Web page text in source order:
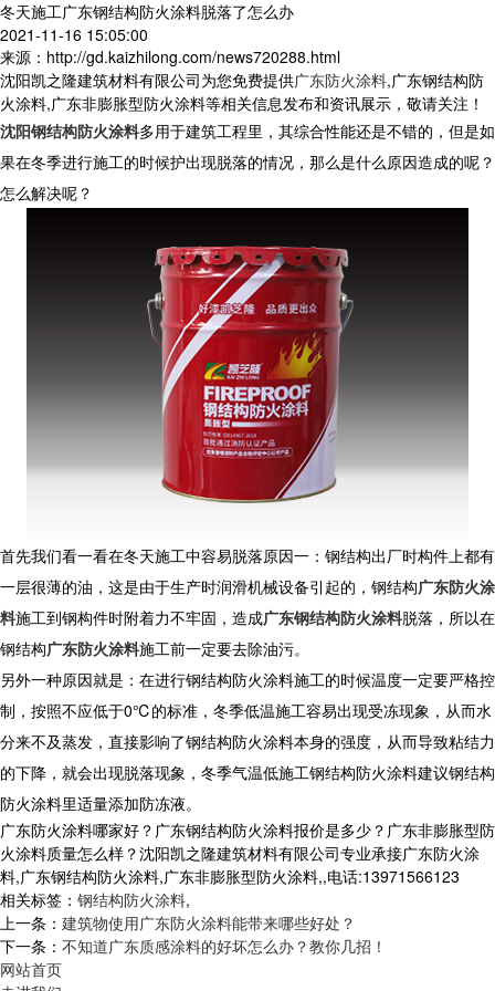
冬天施工广东钢结构防火涂料脱落了怎么办
2021-11-16 15:05:00
来源：http://gd.kaizhilong.com/news720288.html
沈阳凯之隆建筑材料有限公司为您免费提供广东防火涂料,广东钢结构防
火涂料,广东非膨胀型防火涂料等相关信息发布和资讯展示，敬请关注！
沈阳钢结构防火涂料多用于建筑工程里，其综合性能还是不错的，但是如
果在冬季进行施工的时候护出现脱落的情况，那么是什么原因造成的呢？
怎么解决呢？
首先我们看一看在冬天施工中容易脱落原因一：钢结构出厂时构件上都有
一层很薄的油，这是由于生产时润滑机械设备引起的，钢结构广东防火涂
料施工到钢构件时附着力不牢固，造成广东钢结构防火涂料脱落，所以在
钢结构广东防火涂料施工前一定要去除油污。
另外一种原因就是：在进行钢结构防火涂料施工的时候温度一定要严格控
制，按照不应低于0℃的标准，冬季低温施工容易出现受冻现象，从而水
分来不及蒸发，直接影响了钢结构防火涂料本身的强度，从而导致粘结力
的下降，就会出现脱落现象，冬季气温低施工钢结构防火涂料建议钢结构
防火涂料里适量添加防冻液。
广东防火涂料哪家好？广东钢结构防火涂料报价是多少？广东非膨胀型防
火涂料质量怎么样？沈阳凯之隆建筑材料有限公司专业承接广东防火涂
料,广东钢结构防火涂料,广东非膨胀型防火涂料,,电话:13971566123
相关标签： 钢结构防火涂料,
上一条： 建筑物使用广东防火涂料能带来哪些好处？
下一条： 不知道广东质感涂料的好坏怎么办？教你几招！
网站首页